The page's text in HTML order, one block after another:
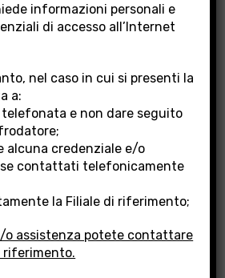
che hanno le azioni BPLAJ
e amministrazione
e non dispongono dei mezzi
all’inserimento degli
il canale home
fine di consentire
di “Buy Back BPlaj”, è
l’uso, presso la filiale di
il sistema di
in questa pagina.
messi a loro disposizione presso
in modo gratuito ed
informazioni personali e
di accesso all’Internet
nel caso in cui si presenti la
a:
e non dare seguito
alcuna credenziale e/o
contattati telefonicamente
la Filiale di riferimento;
o assistenza potete contattare
riferimento.